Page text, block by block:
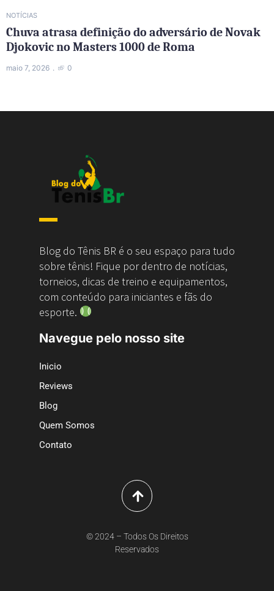
NOTÍCIAS
Chuva atrasa definição do adversário de Novak
Djokovic no Masters 1000 de Roma
maio 7, 2026 0
Blog do Tênis BR é o seu espaço para tudo
sobre tênis! Fique por dentro de notícias,
torneios, dicas de treino e equipamentos,
com conteúdo para iniciantes e fãs do
esporte.
Navegue pelo nosso site
Inicio
Reviews
Blog
Quem Somos
Contato
© 2024 – Todos Os Direitos
Reservados